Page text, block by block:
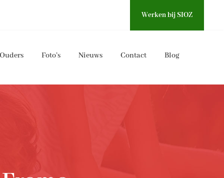
Werken bij SIOZ
Ouders Foto’s Nieuws Contact Blog